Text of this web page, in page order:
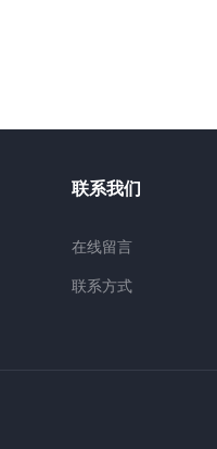
联系我们
在线留言
联系方式